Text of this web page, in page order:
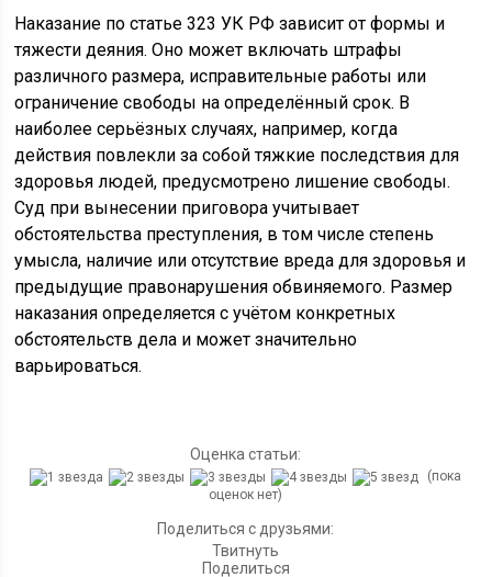
Наказание по статье 323 УК РФ зависит от формы и
тяжести деяния. Оно может включать штрафы
различного размера, исправительные работы или
ограничение свободы на определённый срок. В
наиболее серьёзных случаях, например, когда
действия повлекли за собой тяжкие последствия для
здоровья людей, предусмотрено лишение свободы.
Суд при вынесении приговора учитывает
обстоятельства преступления, в том числе степень
умысла, наличие или отсутствие вреда для здоровья и
предыдущие правонарушения обвиняемого. Размер
наказания определяется с учётом конкретных
обстоятельств дела и может значительно
варьироваться.
Оценка статьи:
(пока
оценок нет)
Поделиться с друзьями:
Твитнуть
Поделиться